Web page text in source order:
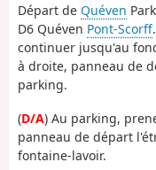
Départ de Quéven
D6 Quéven Pont-Scorff
continuer jusqu'au
à droite, panneau de
parking.
(D/A) Au parking,
panneau de départ
fontaine-lavoir.